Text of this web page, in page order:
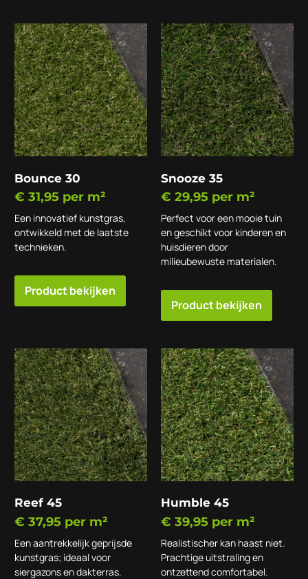
Bounce 30
€ 31,95 per m²
Een innovatief kunstgras,
ontwikkeld met de laatste
technieken.
Product bekijken
Snooze 35
€ 29,95 per m²
Perfect voor een mooie tuin
en geschikt voor kinderen en
huisdieren door
milieubewuste materialen.
Product bekijken
Reef 45
€ 37,95 per m²
Een aantrekkelijk geprijsde
kunstgras; ideaal voor
siergazons en dakterras.
Humble 45
€ 39,95 per m²
Realistischer kan haast niet.
Prachtige uitstraling en
ontzettend comfortabel.